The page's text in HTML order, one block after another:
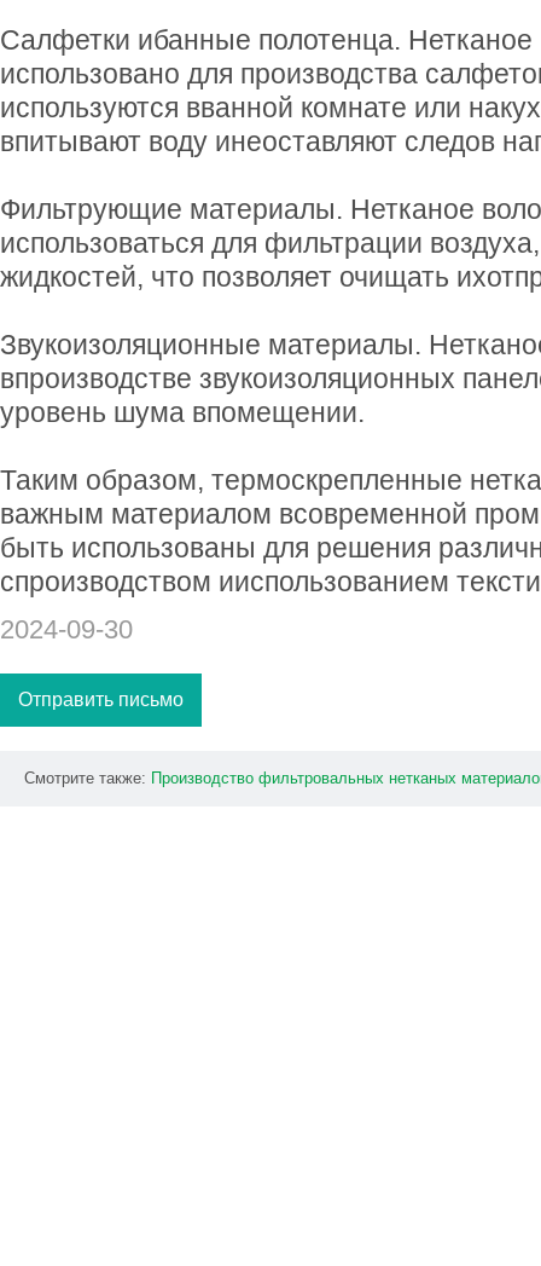
Салфетки ибанные полотенца.
использовано для производства
используются вванной комнате или
впитывают воду инеоставляют следов
Фильтрующие материалы. Нетканое
использоваться для фильтрации
жидкостей, что позволяет очищать
Звукоизоляционные материалы.
впроизводстве звукоизоляционных
уровень шума впомещении.
Таким образом, термоскрепленные
важным материалом всовременной
быть использованы для решения
спроизводством ииспользованием
2024-09-30
Отправить письмо
Смотрите также: Производство фильтровальных нетканых